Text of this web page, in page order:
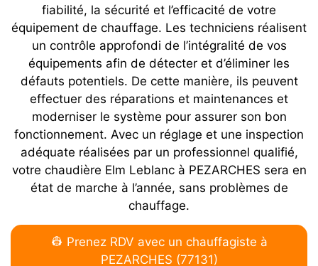
fiabilité, la sécurité et l’efficacité de votre
équipement de chauffage. Les techniciens réalisent
un contrôle approfondi de l’intégralité de vos
équipements afin de détecter et d’éliminer les
défauts potentiels. De cette manière, ils peuvent
effectuer des réparations et maintenances et
moderniser le système pour assurer son bon
fonctionnement. Avec un réglage et une inspection
adéquate réalisées par un professionnel qualifié,
votre chaudière Elm Leblanc à PEZARCHES sera en
état de marche à l’année, sans problèmes de
chauffage.
👷 Prenez RDV avec un chauffagiste à
PEZARCHES (77131)